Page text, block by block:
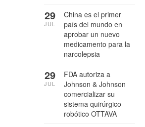
China es el primer
país del mundo en
aprobar un nuevo
medicamento para la
narcolepsia
29
JUL
FDA autoriza a
Johnson & Johnson
comercializar su
sistema quirúrgico
robótico OTTAVA
29
JUL